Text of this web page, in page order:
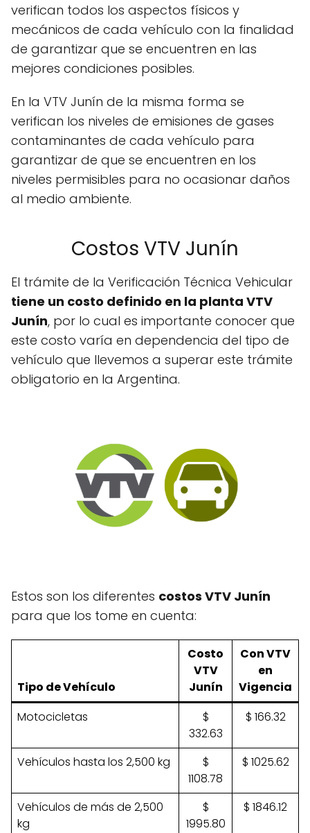
verifican todos los aspectos físicos y
mecánicos de cada vehículo con la finalidad
de garantizar que se encuentren en las
mejores condiciones posibles.
En la VTV Junín de la misma forma se
verifican los niveles de emisiones de gases
contaminantes de cada vehículo para
garantizar de que se encuentren en los
niveles permisibles para no ocasionar daños
al medio ambiente.
Costos VTV Junín
El trámite de la Verificación Técnica Vehicular
tiene un costo definido en la planta VTV
Junín, por lo cual es importante conocer que
este costo varía en dependencia del tipo de
vehículo que llevemos a superar este trámite
obligatorio en la Argentina.
Estos son los diferentes costos VTV Junín
para que los tome en cuenta:
Tipo de Vehículo
Costo
VTV
Junín
Con VTV
en
Vigencia
Motocicletas
$
332.63
$ 166.32
Vehículos hasta los 2,500 kg
$
1108.78
$ 1025.62
Vehículos de más de 2,500
kg
$
1995.80
$ 1846.12